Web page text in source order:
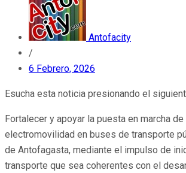
Antofacity
/
6 Febrero, 2026
Esucha esta noticia presionando el
Fortalecer y apoyar la puesta en marcha
electromovilidad en buses de transporte
de Antofagasta, mediante el impulso de
transporte que sea coherentes con el